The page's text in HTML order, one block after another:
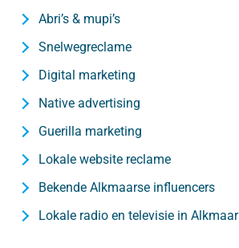
Abri’s & mupi’s
Snelwegreclame
Digital marketing
Native advertising
Guerilla marketing
Lokale website reclame
Bekende Alkmaarse influencers
Lokale radio en televisie in Alkmaar